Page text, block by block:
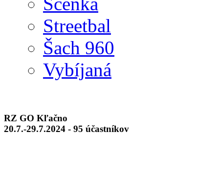
Streetbal
Šach 960
Vybíjaná
RZ GO Kľačno
20.7.-29.7.2024 - 95 účastníkov